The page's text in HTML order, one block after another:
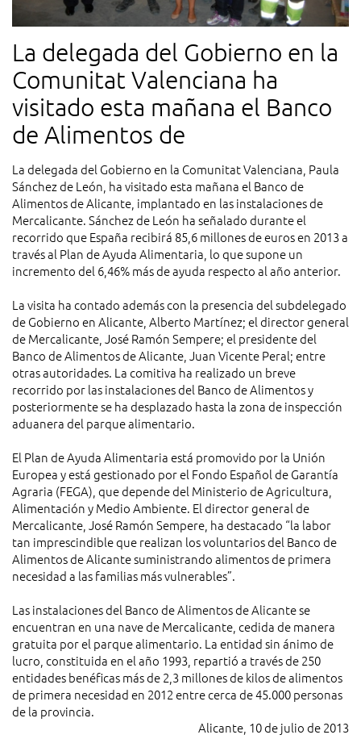
La delegada del Gobierno en la
Comunitat Valenciana ha
visitado esta mañana el Banco
de Alimentos de
La delegada del Gobierno en la Comunitat Valenciana, Paula
Sánchez de León, ha visitado esta mañana el Banco de
Alimentos de Alicante, implantado en las instalaciones de
Mercalicante. Sánchez de León ha señalado durante el
recorrido que España recibirá 85,6 millones de euros en 2013 a
través al Plan de Ayuda Alimentaria, lo que supone un
incremento del 6,46% más de ayuda respecto al año anterior.
La visita ha contado además con la presencia del subdelegado
de Gobierno en Alicante, Alberto Martínez; el director general
de Mercalicante, José Ramón Sempere; el presidente del
Banco de Alimentos de Alicante, Juan Vicente Peral; entre
otras autoridades. La comitiva ha realizado un breve
recorrido por las instalaciones del Banco de Alimentos y
posteriormente se ha desplazado hasta la zona de inspección
aduanera del parque alimentario.
El Plan de Ayuda Alimentaria está promovido por la Unión
Europea y está gestionado por el Fondo Español de Garantía
Agraria (FEGA), que depende del Ministerio de Agricultura,
Alimentación y Medio Ambiente. El director general de
Mercalicante, José Ramón Sempere, ha destacado “la labor
tan imprescindible que realizan los voluntarios del Banco de
Alimentos de Alicante suministrando alimentos de primera
necesidad a las familias más vulnerables”.
Las instalaciones del Banco de Alimentos de Alicante se
encuentran en una nave de Mercalicante, cedida de manera
gratuita por el parque alimentario. La entidad sin ánimo de
lucro, constituida en el año 1993, repartió a través de 250
entidades benéficas más de 2,3 millones de kilos de alimentos
de primera necesidad en 2012 entre cerca de 45.000 personas
de la provincia.
Alicante, 10 de julio de 2013